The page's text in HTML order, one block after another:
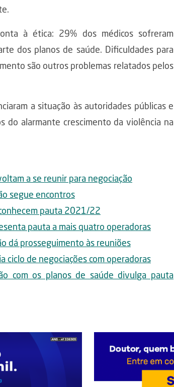
à ética: 29% dos médicos sofreram
dos planos de saúde. Dificuldades para
são outros problemas relatados pelos
a situação às autoridades públicas e
do alarmante crescimento da violência na
a se reunir para negociação
segue encontros
pauta 2021/22
pauta a mais quatro operadoras
dá prosseguimento às reuniões
ciclo de negociações com operadoras
com os planos de saúde divulga pauta